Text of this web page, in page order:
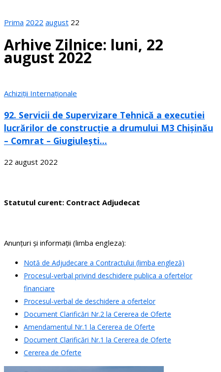
Prima 2022 august 22
Arhive Zilnice: luni, 22
august 2022
Achiziții Internaționale
92. Servicii de Supervizare Tehnică a executiei
lucrărilor de construcție a drumului M3 Chișinău
– Comrat – Giugiulești...
22 august 2022
Statutul curent: Contract Adjudecat
Anunţuri şi informaţii (limba engleza):
Notă de Adjudecare a Contractului (limba engleză)
Procesul-verbal privind deschidere publica a ofertelor
financiare
Procesul-verbal de deschidere a ofertelor
Document Clarificări Nr.2 la Cererea de Oferte
Amendamentul Nr.1 la Cererea de Oferte
Document Clarificări Nr.1 la Cererea de Oferte
Cererea de Oferte